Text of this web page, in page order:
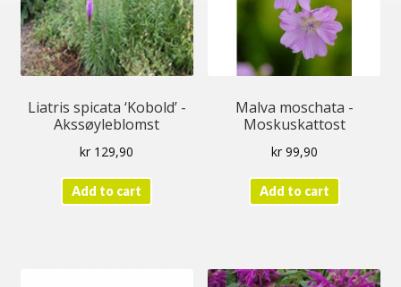
Liatris spicata ‘Kobold’ -
Akssøyleblomst
kr 129,90
Add to cart
Malva moschata -
Moskuskattost
kr99,90
Add to cart